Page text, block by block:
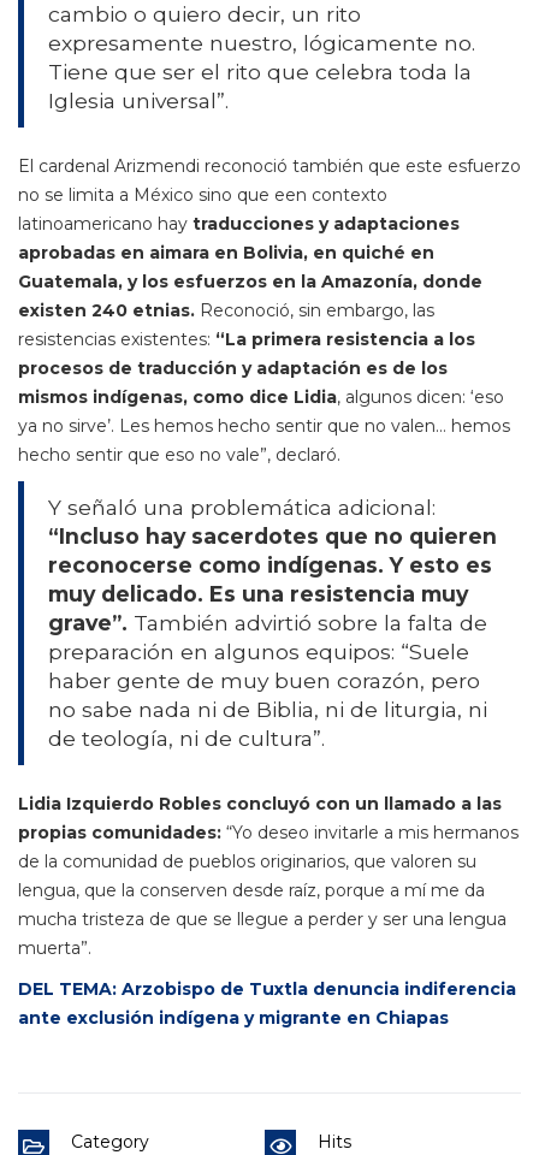
cambio o quiero decir, un rito
expresamente nuestro, lógicamente no.
Tiene que ser el rito que celebra toda la
Iglesia universal”.
El cardenal Arizmendi reconoció también que este esfuerzo
no se limita a México sino que een contexto
latinoamericano hay traducciones y adaptaciones
aprobadas en aimara en Bolivia, en quiché en
Guatemala, y los esfuerzos en la Amazonía, donde
existen 240 etnias. Reconoció, sin embargo, las
resistencias existentes: “La primera resistencia a los
procesos de traducción y adaptación es de los
mismos indígenas, como dice Lidia, algunos dicen: ‘eso
ya no sirve’. Les hemos hecho sentir que no valen… hemos
hecho sentir que eso no vale”, declaró.
Y señaló una problemática adicional:
“Incluso hay sacerdotes que no quieren
reconocerse como indígenas. Y esto es
muy delicado. Es una resistencia muy
grave”. También advirtió sobre la falta de
preparación en algunos equipos: “Suele
haber gente de muy buen corazón, pero
no sabe nada ni de Biblia, ni de liturgia, ni
de teología, ni de cultura”.
Lidia Izquierdo Robles concluyó con un llamado a las
propias comunidades: “Yo deseo invitarle a mis hermanos
de la comunidad de pueblos originarios, que valoren su
lengua, que la conserven desde raíz, porque a mí me da
mucha tristeza de que se llegue a perder y ser una lengua
muerta”.
DEL TEMA: Arzobispo de Tuxtla denuncia indiferencia
ante exclusión indígena y migrante en Chiapas
Category Hits